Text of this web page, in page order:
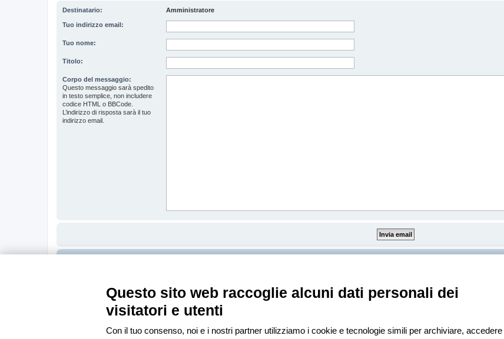
Destinatario: Amministratore
Tuo indirizzo email:
Tuo nome:
Titolo:
Corpo del messaggio:
Questo messaggio sarà spedito
in testo semplice, non includere
codice HTML o BBCode.
L’indirizzo di risposta sarà il tuo
indirizzo email.
Traduzione ItalianaphpBB-Italia.it
Privacy
Questo sito web raccoglie alcuni dati personali dei
visitatori e utenti
Con il tuo consenso, noi e i nostri partner utilizziamo i cookie e tecnologie simili per archiviare, accedere